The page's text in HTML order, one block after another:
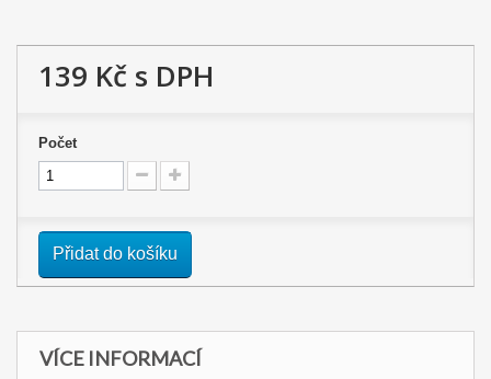
139 Kč s DPH
Počet
Přidat do košíku
VÍCE INFORMACÍ